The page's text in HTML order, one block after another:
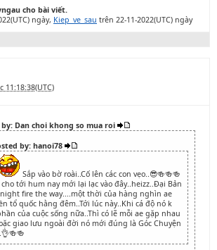
cho bài viết.
ngày, Kiep_ve_sau trên 22-11-2022(UTC) ngày
11:18:38(UTC)
Dan choi khong so mua roi
by: hanoi78
Sắp vào bờ roài..Cố lên các con vẹo..😎🍻🍻🍻
tới hum nay mới lại lạc vào đây..heizz..Đại Bản
night fire the way....một thời của hàng nghìn ae
tổ quốc hằng đêm..Tới lúc này..Khi cá độ nó k
của cuộc sống nữa..Thì có lẽ mỗi ae gặp nhau
giao lưu ngoài đời nó mới đúng là Góc Chuyện